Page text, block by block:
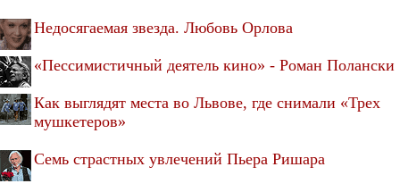
Недосягаемая звезда. Любовь Орлова
«Пессимистичный деятель кино» - Роман Полански
Как выглядят места во Львове, где снимали «Трех
мушкетеров»
Семь страстных увлечений Пьера Ришара